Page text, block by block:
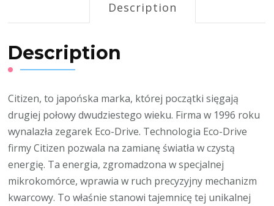
Description
Description
Citizen, to japońska marka, której początki sięgają
drugiej połowy dwudziestego wieku. Firma w 1996 roku
wynalazła zegarek Eco-Drive. Technologia Eco-Drive
firmy Citizen pozwala na zamianę światła w czystą
energię. Ta energia, zgromadzona w specjalnej
mikrokomórce, wprawia w ruch precyzyjny mechanizm
kwarcowy. To właśnie stanowi tajemnicę tej unikalnej